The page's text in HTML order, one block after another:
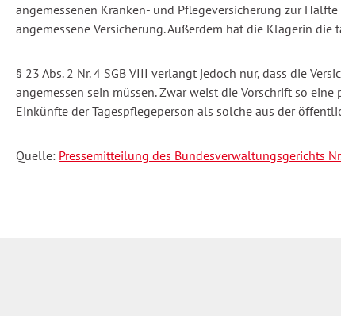
angemessenen Kranken- und Pflegeversicherung zur
angemessene Versicherung. Außerdem hat die Klägerin
§ 23 Abs. 2 Nr. 4 SGB VIII verlangt jedoch nur, dass die
angemessen sein müssen. Zwar weist die Vorschrift so
Einkünfte der Tagespflegeperson als solche aus der
Quelle: Pressemitteilung des Bundesverwaltungsgerichts